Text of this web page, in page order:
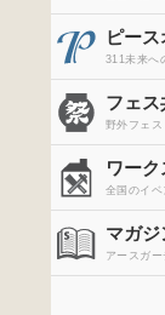
ピー
311未来へ
フェス
野外フェ
ワーク
全国のイベ
マガ
アースガ